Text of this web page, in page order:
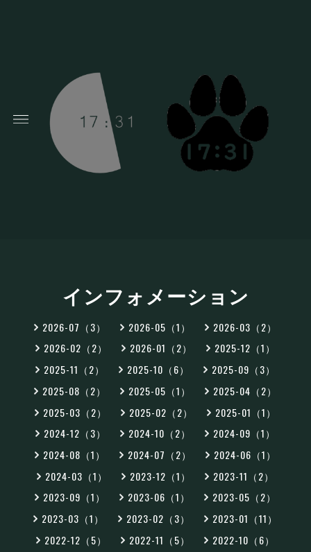
インフォメーション
2026-07（3） 2026-05（1）
2026-03（2）
2026-02（2）
2026-01（2）
2025-12（1）
2025-11（2）
2025-10（6）
2025-09（3）
2025-08（2）
2025-05（1）
2025-04（2）
2025-03（2）
2025-02（2）
2025-01（1）
2024-12（3）
2024-10（2）
2024-09（1）
2024-08（1）
2024-07（2）
2024-06（1）
2024-03（1）
2023-12（1）
2023-11（2）
2023-09（1）
2023-06（1）
2023-05（2）
2023-03（1）
2023-02（3）
2023-01（11）
2022-12（5）
2022-11（5）
2022-10（6）